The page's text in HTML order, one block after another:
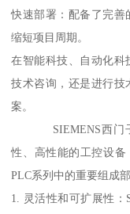
快速部署：配备了完善
缩短项目周期。
在智能科技、自动化科
技术咨询，还是进行技
案。
SIEMENS西门子
性、高性能的工控设备
PLC系列中的重要组成
1. 灵活性和可扩展性：